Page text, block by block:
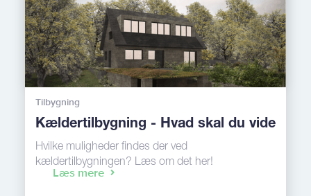
Tilbygning
Kældertilbygning - Hvad skal du vide
Hvilke muligheder findes der ved
kældertilbygningen? Læs om det her!
Læs mere